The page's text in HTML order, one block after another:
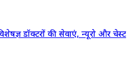
डॉक्टरों की सेवाएं, न्यूरो और चेस्ट